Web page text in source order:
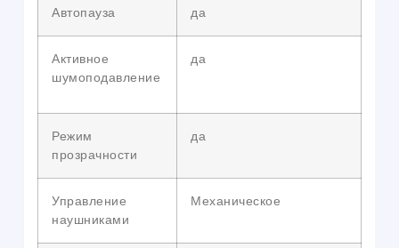
Автопауза да
Активное
шумоподавление
да
Режим
прозрачности
да
Управление
наушниками
Механическое